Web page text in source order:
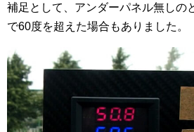
補足として、アンダーパネル無しの
で60度を超えた場合もありました。